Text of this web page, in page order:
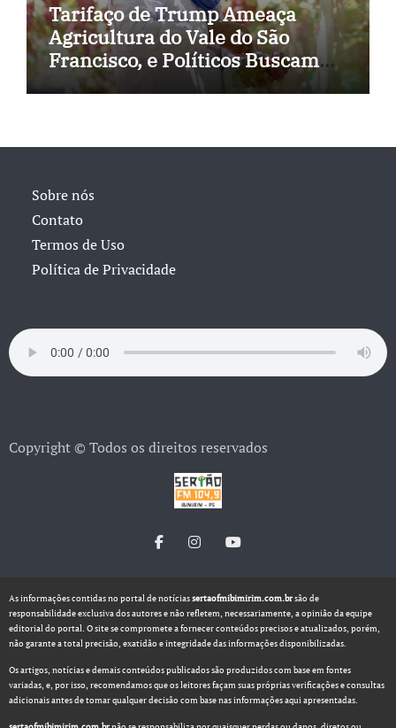
Tarifaço de Trump Ameaça
Agricultura do Vale do São
Francisco, e Políticos Buscam
Soluções
Sobre nós
Contato
Termos de Uso
Política de Privacidade
Copyright © Todos os direitos reservados
As informações contidas no portal de notíciassertaofmibimirim.com.brsão de
responsabilidade exclusiva dos autores e não refletem, necessariamente, a opinião da equipe
editorial do portal. O site se compromete a fornecer conteúdos precisos e atualizados, porém,
não garante a total precisão, exatidão e integridade das informações disponibilizadas.
Os artigos, notícias e demais conteúdos publicados são produzidos com base em fontes
variadas, e, por isso, recomendamos que os leitores façam suas próprias verificações e consultas
adicionais antes de tomar qualquer decisão com base nas informações aqui apresentadas.